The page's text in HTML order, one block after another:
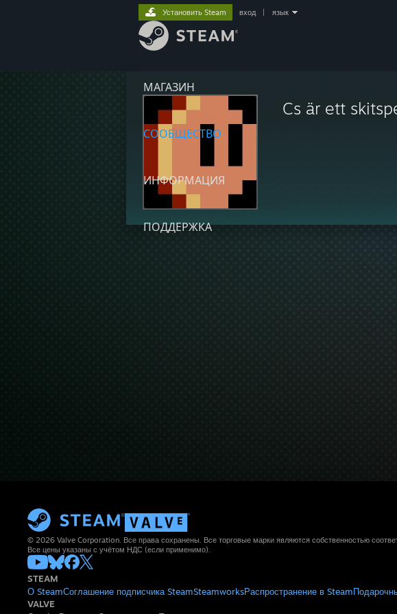
МАГАЗИН
СООБЩЕСТВО
ИНФОРМАЦИЯ
ПОДДЕРЖКА
Установить Steam вход язык
Cs är ett
© 2026 Valve Corporation. Все права сохранены. Все торговые марки являются собственностью
Все цены указаны с учётом НДС (если применимо).
STEAM
О SteamСоглашение подписчика SteamSteamworksРаспространение в Steam
VALVE